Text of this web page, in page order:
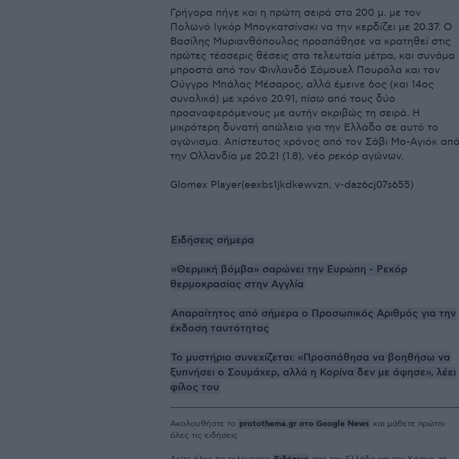
Γρήγορα πήγε και η πρώτη σειρά στα 200 μ. με τον
Πολωνό Ιγκόρ Μπογκατσίνσκι να την κερδίζει με 20.37. Ο
Βασίλης Μυριανθόπουλος προσπάθησε να κρατηθεί στις
πρώτες τέσσερις θέσεις στα τελευταία μέτρα, και συνάμα
μπροστά από τον Φινλανδό Σάμουελ Πουρόλα και τον
Ούγγρο Μπάλας Μέσαρος, αλλά έμεινε 6ος (και 14ος
συνολικά) με χρόνο 20.91, πίσω από τους δύο
προαναφερόμενους με αυτήν ακριβώς τη σειρά. Η
μικρότερη δυνατή απώλεια για την Ελλάδα σε αυτό το
αγώνισμα. Απίστευτος χρόνος από τον Σάβι Μο-Αγιόκ
την Ολλανδία με 20.21 (1.8), νέο ρεκόρ αγώνων.
Glomex Player(eexbs1jkdkewvzn, v-daz6cj07s655)
Ειδήσεις σήμερα
«Θερμική βόμβα» σαρώνει την Ευρώπη - Ρεκόρ
θερμοκρασίας στην Αγγλία
Απαραίτητος από σήμερα ο Προσωπικός Αριθμός για την
έκδοση ταυτότητας
Το μυστήριο συνεχίζεται: «Προσπάθησα να βοηθήσω να
ξυπνήσει ο Σουμάχερ, αλλά η Κορίνα δεν με άφησε», λέει
φίλος του
Ακολουθήστε το protothema.gr στο Google News και μάθετε πρώτοι
όλες τις ειδήσεις